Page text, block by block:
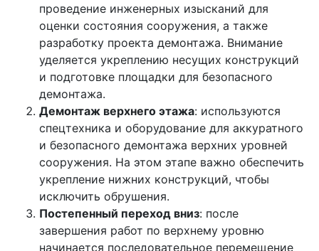
проведение инженерных изысканий для
оценки состояния сооружения, а также
разработку проекта демонтажа. Внимание
уделяется укреплению несущих конструкций
и подготовке площадки для безопасного
демонтажа.
Демонтаж верхнего этажа: используются
спецтехника и оборудование для аккуратного
и безопасного демонтажа верхних уровней
сооружения. На этом этапе важно обеспечить
укрепление нижних конструкций, чтобы
исключить обрушения.
Постепенный переход вниз: после
завершения работ по верхнему уровню
начинается последовательное перемещение